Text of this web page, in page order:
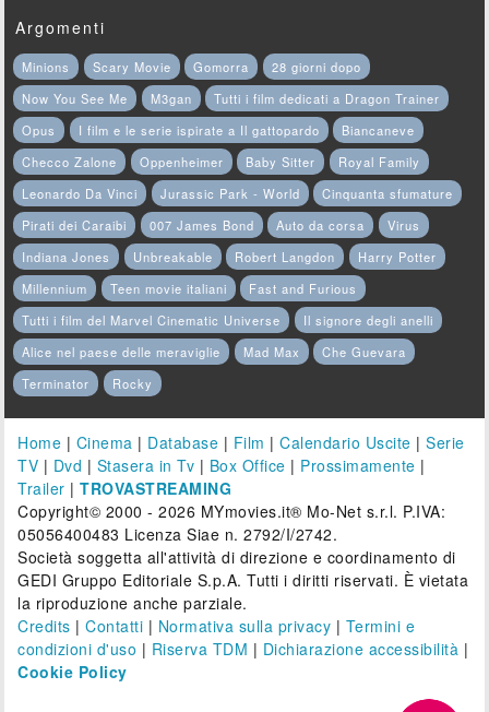
Argomenti
Minions Scary Movie Gomorra
28 giorni dopo
Now You See Me
M3gan
Tutti i film dedicati a Dragon Trainer
Opus
I film e le serie ispirate a Il gattopardo
Biancaneve
Checco Zalone
Oppenheimer Baby Sitter
Royal Family
Leonardo Da Vinci
Jurassic Park - World
Cinquanta sfumature
Pirati dei Caraibi
007 James Bond Auto da corsa
Virus
Indiana Jones
Unbreakable Robert Langdon
Harry Potter
Millennium
Teen movie italiani
Fast and Furious
Tutti i film del Marvel Cinematic Universe
Il signore degli anelli
Alice nel paese delle meraviglie
Mad Max
Che Guevara
Terminator
Rocky
Home | Cinema | Database | Film |Calendario Uscite |Serie
TV | Dvd | Stasera in Tv | Box Office | Prossimamente |
Trailer |TROVASTREAMING
Copyright© 2000 - 2026 MYmovies.it® Mo-Net s.r.l. P.IVA:
05056400483 Licenza Siae n. 2792/I/2742.
Società soggetta all'attività di direzione e coordinamento di
GEDI Gruppo Editoriale S.p.A. Tutti i diritti riservati. È vietata
la riproduzione anche parziale.
Credits |Contatti | Normativa sulla privacy | Termini e
condizioni d'uso | Riserva TDM | Dichiarazione accessibilità |
Cookie Policy